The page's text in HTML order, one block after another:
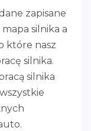
zapisane
silnika a
które nasz
silnika.
silnika